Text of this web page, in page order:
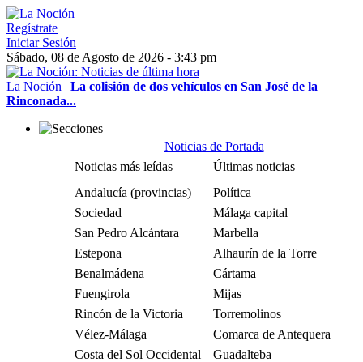
Regístrate
Iniciar Sesión
Sábado, 08 de Agosto de 2026 - 3:43 pm
La Noción | La colisión de dos vehículos en San José de la
Rinconada...
Noticias de Portada
Noticias más leídas
Últimas noticias
Andalucía (provincias)
Política
Sociedad
Málaga capital
San Pedro Alcántara
Marbella
Estepona
Alhaurín de la Torre
Benalmádena
Cártama
Fuengirola
Mijas
Rincón de la Victoria
Torremolinos
Vélez-Málaga
Comarca de Antequera
Costa del Sol Occidental
Guadalteba